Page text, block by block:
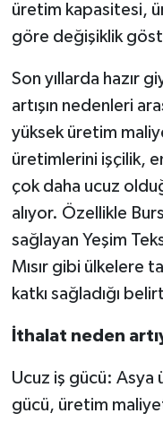
üretim kapasitesi,
göre değişiklik
Son yıllarda hazır
artışın nedenleri
yüksek üretim
üretimlerini işçilik,
çok daha ucuz
alıyor. Özellikle
sağlayan Yeşim
Mısır gibi ülkelere
katkı sağladığı
İthalat neden
Ucuz iş gücü: Asya
gücü, üretim